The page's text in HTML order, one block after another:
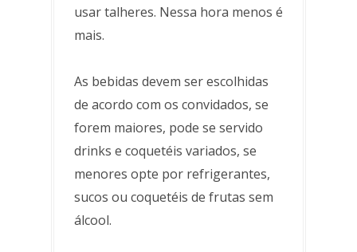
usar talheres. Nessa hora menos é
mais.
As bebidas devem ser escolhidas
de acordo com os convidados, se
forem maiores, pode se servido
drinks e coquetéis variados, se
menores opte por refrigerantes,
sucos ou coquetéis de frutas sem
álcool.